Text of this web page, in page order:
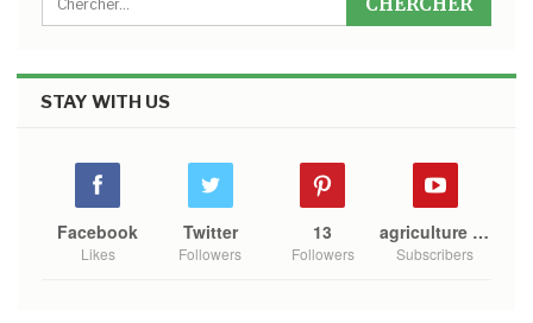
STAY WITH US
Facebook
Likes
Twitter
Followers
13
Followers
agriculture mono
Subscribers